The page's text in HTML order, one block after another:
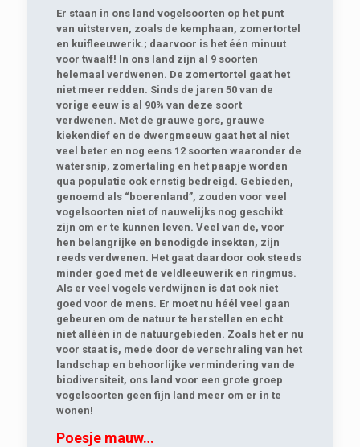
Er staan in ons land vogelsoorten op het punt
van uitsterven, zoals de kemphaan, zomertortel
en kuifleeuwerik.; daarvoor is het één minuut
voor twaalf! In ons land zijn al 9 soorten
helemaal verdwenen. De zomertortel gaat het
niet meer redden. Sinds de jaren 50 van de
vorige eeuw is al 90% van deze soort
verdwenen. Met de grauwe gors, grauwe
kiekendief en de dwergmeeuw gaat het al niet
veel beter en nog eens 12 soorten waaronder de
watersnip, zomertaling en het paapje worden
qua populatie ook ernstig bedreigd. Gebieden,
genoemd als “boerenland”, zouden voor veel
vogelsoorten niet of nauwelijks nog geschikt
zijn om er te kunnen leven. Veel van de, voor
hen belangrijke en benodigde insekten, zijn
reeds verdwenen. Het gaat daardoor ook steeds
minder goed met de veldleeuwerik en ringmus.
Als er veel vogels verdwijnen is dat ook niet
goed voor de mens. Er moet nu héél veel gaan
gebeuren om de natuur te herstellen en echt
niet alléén in de natuurgebieden. Zoals het er nu
voor staat is, mede door de verschraling van het
landschap en behoorlijke vermindering van de
biodiversiteit, ons land voor een grote groep
vogelsoorten geen fijn land meer om er in te
wonen!
Poesje mauw…